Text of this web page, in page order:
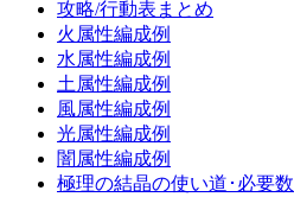
攻略/行動表まとめ
火属性編成例
水属性編成例
土属性編成例
風属性編成例
光属性編成例
闇属性編成例
極理の結晶の使い道･必要数